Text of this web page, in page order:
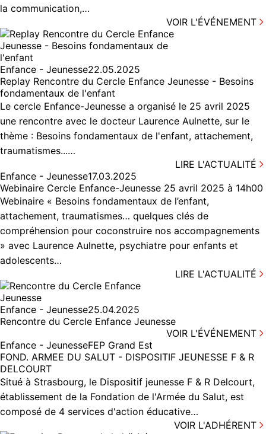
la communication,…
VOIR L'ÉVÉNEMENT
Enfance - Jeunesse22.05.2025
Replay Rencontre du Cercle Enfance Jeunesse - Besoins
fondamentaux de l'enfant
Le cercle Enfance-Jeunesse a organisé le 25 avril 2025
une rencontre avec le docteur Laurence Aulnette, sur le
thème : Besoins fondamentaux de l'enfant, attachement,
traumatismes...…
LIRE L'ACTUALITÉ
Enfance - Jeunesse17.03.2025
Webinaire Cercle Enfance-Jeunesse 25 avril 2025 à 14h00
Webinaire « Besoins fondamentaux de l’enfant,
attachement, traumatismes… quelques clés de
compréhension pour coconstruire nos accompagnements
» avec Laurence Aulnette, psychiatre pour enfants et
adolescents…
LIRE L'ACTUALITÉ
Enfance - Jeunesse25.04.2025
Rencontre du Cercle Enfance Jeunesse
VOIR L'ÉVÉNEMENT
Enfance - JeunesseFEP Grand Est
FOND. ARMEE DU SALUT - DISPOSITIF JEUNESSE F & R
DELCOURT
Situé à Strasbourg, le Dispositif jeunesse F & R Delcourt,
établissement de la Fondation de l'Armée du Salut, est
composé de 4 services d'action éducative…
VOIR L'ADHÉRENT